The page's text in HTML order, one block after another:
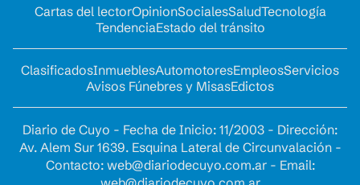
Cartas del lectorOpinionSocialesSaludTecnología
TendenciaEstado del tránsito
ClasificadosInmueblesAutomotoresEmpleosServicios
Avisos Fúnebres y MisasEdictos
Diario de Cuyo - Fecha de Inicio: 11/2003 - Dirección:
Av. Alem Sur 1639. Esquina Lateral de Circunvalación -
Contacto: web@diariodecuyo.com.ar- Email: